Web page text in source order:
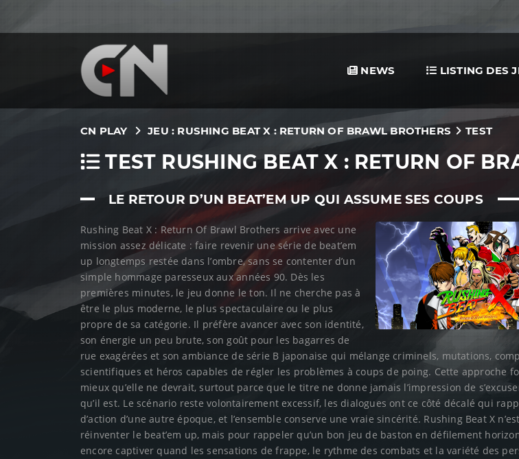
NEWS LISTING DES
CN PLAY JEU : RUSHING BEAT X : RETURN OF BRAWL BROTHERS TEST
TEST RUSHING BEAT X : RETURN OF
LE RETOUR D’UN BEAT’EM UP QUI ASSUME SES COUPS
Rushing Beat X : Return Of Brawl Brothers arrive avec une
mission assez délicate : faire revenir une série de beat’em
up longtemps restée dans l’ombre, sans se contenter d’un
simple hommage paresseux aux années 90. Dès les
premières minutes, le jeu donne le ton. Il ne cherche pas à
être le plus moderne, le plus spectaculaire ou le plus
propre de sa catégorie. Il préfère avancer avec son identité,
son énergie un peu brute, son goût pour les bagarres de
rue exagérées et son ambiance de série B japonaise qui mélange criminels, mutations,
scientifiques et héros capables de régler les problèmes à coups de poing. Cette approche
mieux qu’elle ne devrait, surtout parce que le titre ne donne jamais l’impression de
qu’il est. Le scénario reste volontairement excessif, les dialogues ont ce côté décalé qui
d’action d’une autre époque, et l’ensemble conserve une vraie sincérité. Rushing Beat X
réinventer le beat’em up, mais pour rappeler qu’un bon jeu de baston en défilement
encore captiver quand les sensations de frappe, le rythme des combats et la variété des